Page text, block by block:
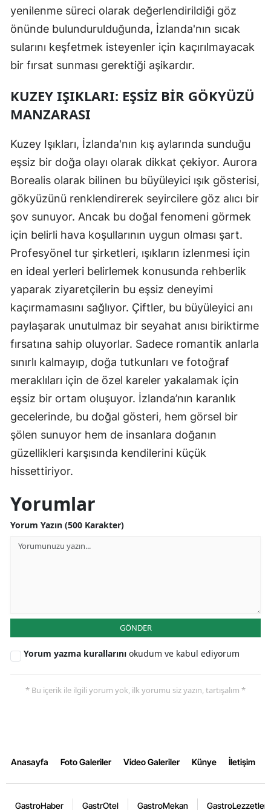
yenilenme süreci olarak değerlendirildiği göz
önünde bulundurulduğunda, İzlanda'nın sıcak
sularını keşfetmek isteyenler için kaçırılmayacak
bir fırsat sunması gerektiği aşikardır.
KUZEY IŞIKLARI: EŞSIZ BIR GÖKYÜZÜ
MANZARASI
Kuzey Işıkları, İzlanda'nın kış aylarında sunduğu
eşsiz bir doğa olayı olarak dikkat çekiyor. Aurora
Borealis olarak bilinen bu büyüleyici ışık gösterisi,
gökyüzünü renklendirerek seyircilere göz alıcı bir
şov sunuyor. Ancak bu doğal fenomeni görmek
için belirli hava koşullarının uygun olması şart.
Profesyönel tur şirketleri, ışıkların izlenmesi için
en ideal yerleri belirlemek konusunda rehberlik
yaparak ziyaretçilerin bu eşsiz deneyimi
kaçırmamasını sağlıyor. Çiftler, bu büyüleyici anı
paylaşarak unutulmaz bir seyahat anısı biriktirme
fırsatına sahip oluyorlar. Sadece romantik anlarla
sınırlı kalmayıp, doğa tutkunları ve fotoğraf
meraklıları için de özel kareler yakalamak için
eşsiz bir ortam oluşuyor. İzlanda’nın karanlık
gecelerinde, bu doğal gösteri, hem görsel bir
şölen sunuyor hem de insanlara doğanın
güzellikleri karşısında kendilerini küçük
hissettiriyor.
Yorumlar
Yorum Yazın (500 Karakter)
GÖNDER
Yorum yazma kurallarını okudum ve kabul ediyorum
* Bu içerik ile ilgili yorum yok, ilk yorumu siz yazın, tartışalım *
Anasayfa Foto Galeriler Video Galeriler Künye İletişim
GastroHaber GastrOtel GastroMekan GastroLezzetler